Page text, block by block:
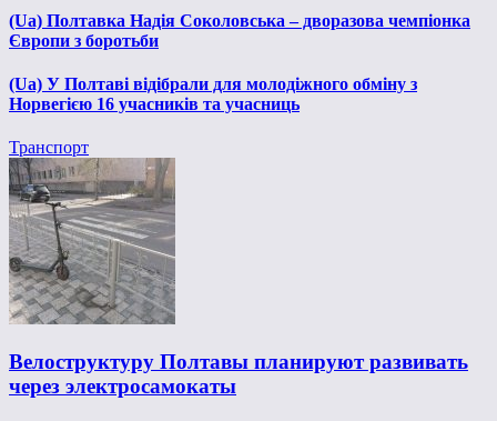
(Ua) Полтавка Надія Соколовська – дворазова чемпіонка
Європи з боротьби
(Ua) У Полтаві відібрали для молодіжного обміну з
Норвегією 16 учасників та учасниць
Транспорт
Велоструктуру Полтавы планируют развивать
через электросамокаты